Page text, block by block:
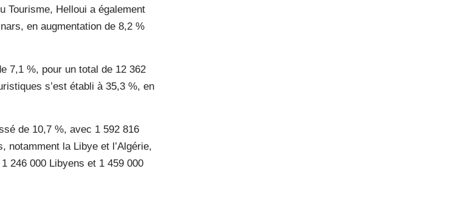
Tourisme, Helloui a également
en augmentation de 8,2 %
7,1 %, pour un total de 12 362
s’est établi à 35,3 %, en
de 10,7 %, avec 1 592 816
notamment la Libye et l’Algérie,
246 000 Libyens et 1 459 000